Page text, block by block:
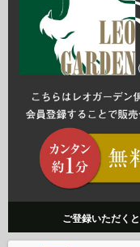
ご登録いただくと